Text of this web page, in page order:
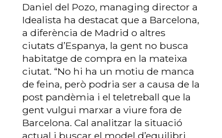
Daniel del Pozo, managing director a
Idealista ha destacat que a Barcelona,
a diferència de Madrid o altres
ciutats d’Espanya, la gent no busca
habitatge de compra en la mateixa
ciutat. “No hi ha un motiu de manca
de feina, però podria ser a causa de la
post pandèmia i el teletreball que la
gent vulgui marxar a viure fora de
Barcelona. Cal analitzar la situació
actual i buscar el model d’equilibri